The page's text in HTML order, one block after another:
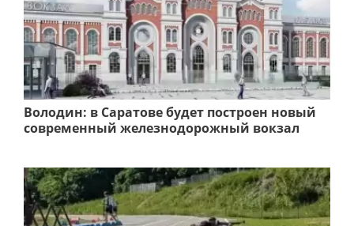
Володин: в Саратове будет построен новый
современный железнодорожный вокзал